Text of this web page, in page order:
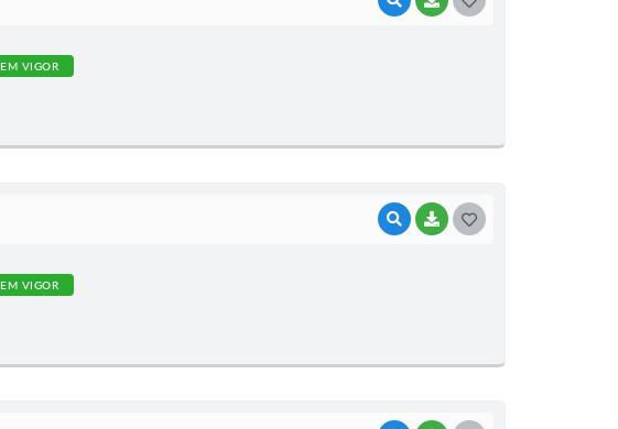
EM VIGOR
VISUALIZAR
BAIXAR
EM VIGOR